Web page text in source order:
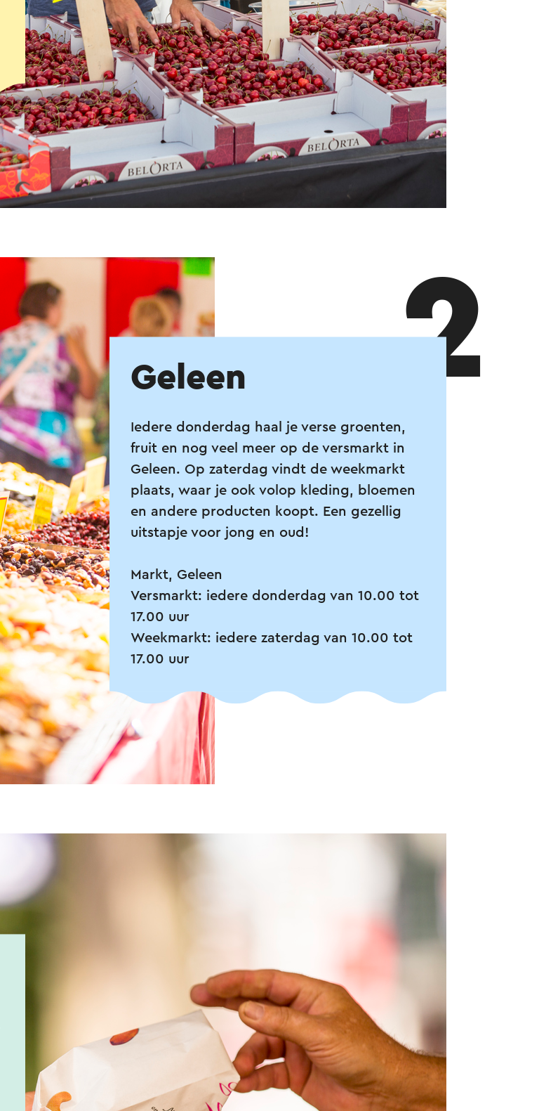
2
Geleen
Iedere donderdag haal je verse groenten,
fruit en nog veel meer op de versmarkt in
Geleen. Op zaterdag vindt de weekmarkt
plaats, waar je ook volop kleding, bloemen
en andere producten koopt. Een gezellig
uitstapje voor jong en oud!
Markt, Geleen
Versmarkt: iedere donderdag van 10.00 tot
17.00 uur
Weekmarkt: iedere zaterdag van 10.00 tot
17.00 uur